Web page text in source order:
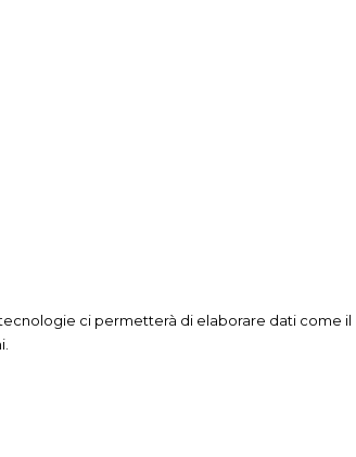
ci permetterà di elaborare dati come il